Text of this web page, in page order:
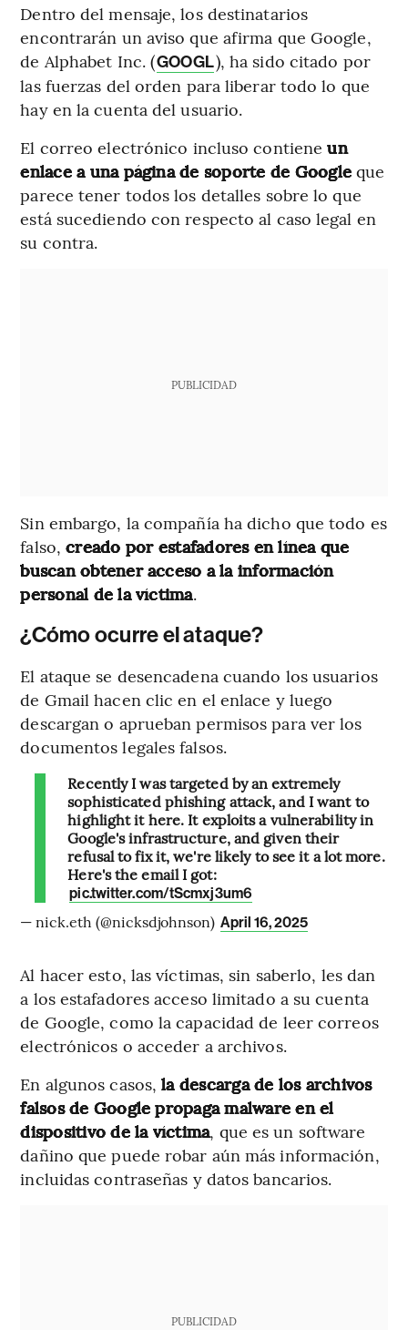
Dentro del mensaje, los destinatarios
encontrarán un aviso que afirma que Google,
de Alphabet Inc. (GOOGL), ha sido citado por
las fuerzas del orden para liberar todo lo que
hay en la cuenta del usuario.
El correo electrónico incluso contieneun
enlace a una página de soporte de Google que
parece tener todos los detalles sobre lo que
está sucediendo con respecto al caso legal en
su contra.
PUBLICIDAD
Sin embargo, la compañía ha dicho que todo es
falso, creado por estafadores en línea que
buscan obtener acceso a la información
personal de la víctima.
¿Cómo ocurre el ataque?
El ataque se desencadena cuando los usuarios
de Gmail hacen clic en el enlace y luego
descargan o aprueban permisos para ver los
documentos legales falsos.
Recently I was targeted by an extremely
sophisticated phishing attack, and I want to
highlight it here. It exploits a vulnerability in
Google's infrastructure, and given their
refusal to fix it, we're likely to see it a lot more.
Here's the email I got:
pic.twitter.com/tScmxj3um6
— nick.eth (@nicksdjohnson) April 16, 2025
Al hacer esto, las víctimas, sin saberlo, les dan
a los estafadores acceso limitado a su cuenta
de Google, como la capacidad de leer correos
electrónicos o acceder a archivos.
En algunos casos,la descarga de los archivos
falsos de Google propaga malware en el
dispositivo de la víctima, que es un software
dañino que puede robar aún más información,
incluidas contraseñas y datos bancarios.
PUBLICIDAD